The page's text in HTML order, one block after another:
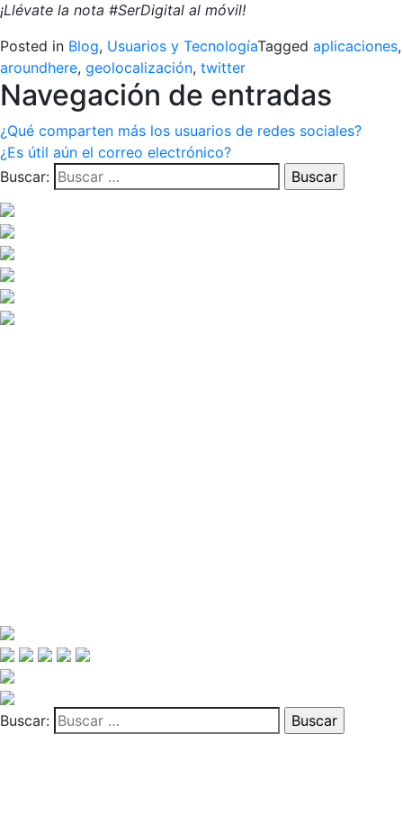
¡Llévate la nota #SerDigital al móvil!
Posted in Blog, Usuarios y TecnologíaTagged aplicaciones,
aroundhere, geolocalización, twitter
Navegación de entradas
¿Qué comparten más los usuarios de redes sociales?
¿Es útil aún el correo electrónico?
Buscar:
Buscar: